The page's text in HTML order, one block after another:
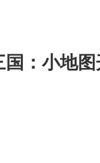
国：小地